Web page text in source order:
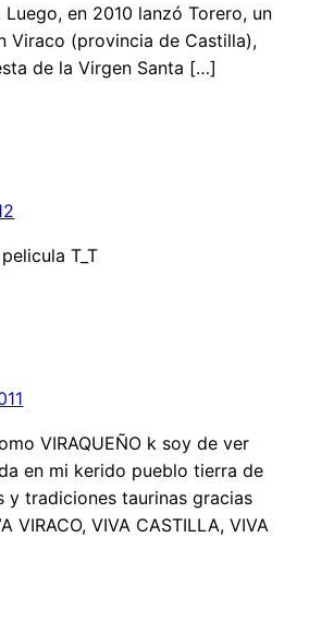
en 2010 lanzó Torero, un
Viraco (provincia de Castilla),
de la Virgen Santa […]
T_T
VIRAQUEÑO k soy de ver
en mi kerido pueblo tierra de
y tradiciones taurinas gracias
VIRACO, VIVA CASTILLA, VIVA